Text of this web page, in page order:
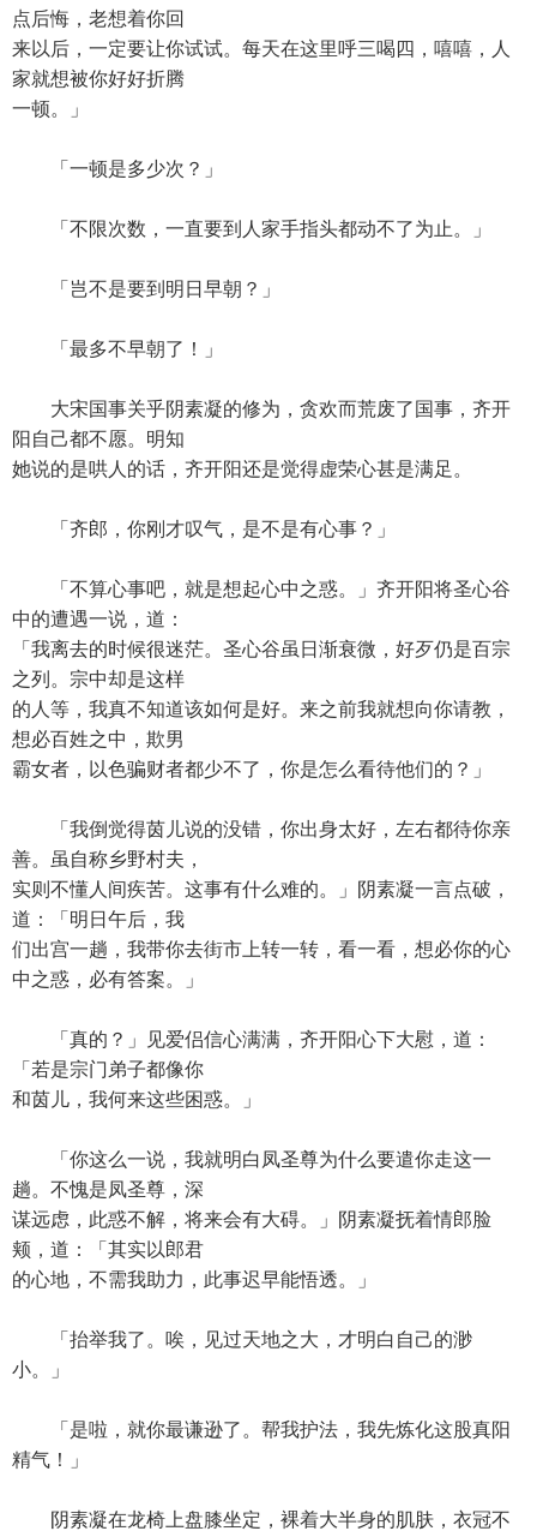
点后悔，老想着你回
来以后，一定要让你试试。每天在这里呼三喝四，嘻嘻，人
家就想被你好好折腾
一顿。」
「一顿是多少次？」
「不限次数，一直要到人家手指头都动不了为止。」
「岂不是要到明日早朝？」
「最多不早朝了！」
大宋国事关乎阴素凝的修为，贪欢而荒废了国事，齐开
阳自己都不愿。明知
她说的是哄人的话，齐开阳还是觉得虚荣心甚是满足。
「齐郎，你刚才叹气，是不是有心事？」
「不算心事吧，就是想起心中之惑。」齐开阳将圣心谷
中的遭遇一说，道：
「我离去的时候很迷茫。圣心谷虽日渐衰微，好歹仍是百宗
之列。宗中却是这样
的人等，我真不知道该如何是好。来之前我就想向你请教，
想必百姓之中，欺男
霸女者，以色骗财者都少不了，你是怎么看待他们的？」
「我倒觉得茵儿说的没错，你出身太好，左右都待你亲
善。虽自称乡野村夫，
实则不懂人间疾苦。这事有什么难的。」阴素凝一言点破，
道：「明日午后，我
们出宫一趟，我带你去街市上转一转，看一看，想必你的心
中之惑，必有答案。」
「真的？」见爱侣信心满满，齐开阳心下大慰，道：
「若是宗门弟子都像你
和茵儿，我何来这些困惑。」
「你这么一说，我就明白凤圣尊为什么要遣你走这一
趟。不愧是凤圣尊，深
谋远虑，此惑不解，将来会有大碍。」阴素凝抚着情郎脸
颊，道：「其实以郎君
的心地，不需我助力，此事迟早能悟透。」
「抬举我了。唉，见过天地之大，才明白自己的渺
小。」
「是啦，就你最谦逊了。帮我护法，我先炼化这股真阳
精气！」
阴素凝在龙椅上盘膝坐定，裸着大半身的肌肤，衣冠不